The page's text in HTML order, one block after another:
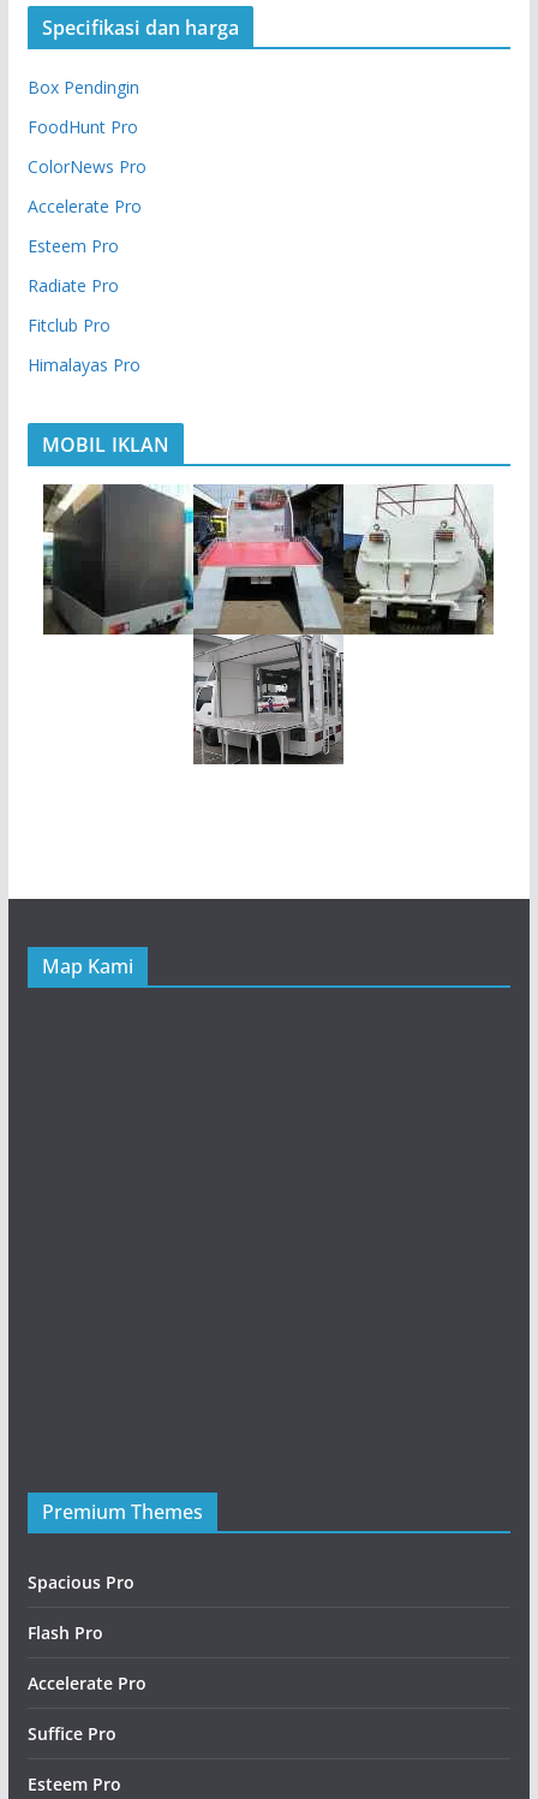
Specifikasi dan harga
Box Pendingin
FoodHunt Pro
ColorNews Pro
Accelerate Pro
Esteem Pro
Radiate Pro
Fitclub Pro
Himalayas Pro
MOBIL IKLAN
Map Kami
Premium Themes
Spacious Pro
Flash Pro
Accelerate Pro
Suffice Pro
Esteem Pro